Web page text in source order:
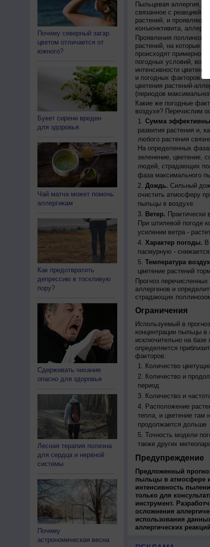
Почему северный загар
цветом отличается от
южного?
Букет сирени вреден
для здоровья
Чай матча может помочь
аллергикам
Как предотвратить
депрессию в тоскливую
пору?
Сдерживать чихание
опасно для здоровья
Лесная терапия полезна
для сердца и нервной
системы
Почему
астрономическая весна
Пыльцевая аллергия,
связанное с реакцией
растений, и
конъюнктивита,
Проявления поллиноза
растений, на которые у
происходят примерно в
погодных условий,
интенсивности
и погодных факторов.
цветения растений-
(периодов
Какие же погодные
воздухе? Перечислим
Сумма
развития растения и,
любого растения
На определенных
зеленение, цветение,
людей, страдающих
фаза максимального
Дождь. Сильный
очистить атмосферу
пыльцы в воздухе.
Ветер. Практически
При штилевой погоде
усилении ветра -
Характер погоды.
пасмурную -
Температура
цветение растений
Прогноз
аллергенов и
страдающих
Ограничения
Используемый в
концентрации пыльцы
исключительно на
определяется
факторов:
Количество
Количество и
период
Количество и
Расположение
тепла, и цветение там
продолжается дольше
Точность модели
также других
Предупреждение
Предложенный
пыльцы в атмосфере
интенсивность
только для
инструмент.
осложнения
использования
аллергических